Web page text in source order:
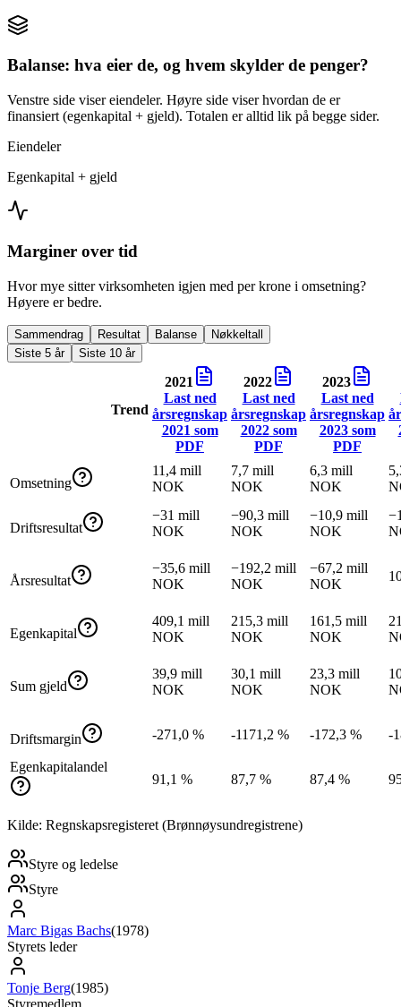
Balanse: hva eier de, og hvem skylder de penger?
Venstre side viser eiendeler. Høyre side viser hvordan de er
finansiert (egenkapital + gjeld). Totalen er alltid lik på begge sider.
Eiendeler
Egenkapital + gjeld
Marginer over tid
Hvor mye sitter virksomheten igjen med per krone i omsetning?
Høyere er bedre.
Sammendrag Resultat Balanse
Nøkkeltall
Siste 5 år
Siste 10 år
Trend
2021
Last ned
årsregnskap
2021 som
PDF
2022
Last ned
årsregnskap
2022som
PDF
2023
Last ned
årsregnskap
2023som
PDF
Omsetning
11,4 mill
NOK
7,7 mill
NOK
6,3 mill
NOK
Driftsresultat
−31 mill
NOK
−90,3 mill
NOK
−10,9 mill
NOK
Årsresultat
−35,6 mill
NOK
−192,2 mill
NOK
−67,2 mill
NOK
Egenkapital
409,1 mill
NOK
215,3 mill
NOK
161,5 mill
NOK
Sum gjeld
39,9 mill
NOK
30,1 mill
NOK
23,3 mill
NOK
Driftsmargin -271,0 % -1171,2 % -172,3 % -
Egenkapitalandel
91,1 %
87,7 % 87,4 %
Kilde: Regnskapsregisteret (Brønnøysundregistrene)
Styre og ledelse
Styre
Marc Bigas Bachs(1978)
Styrets leder
Tonje Berg(1985)
Styremedlem